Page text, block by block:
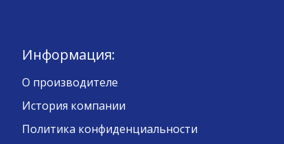
Информация:
О производителе
История компании
Политика конфиденциальности